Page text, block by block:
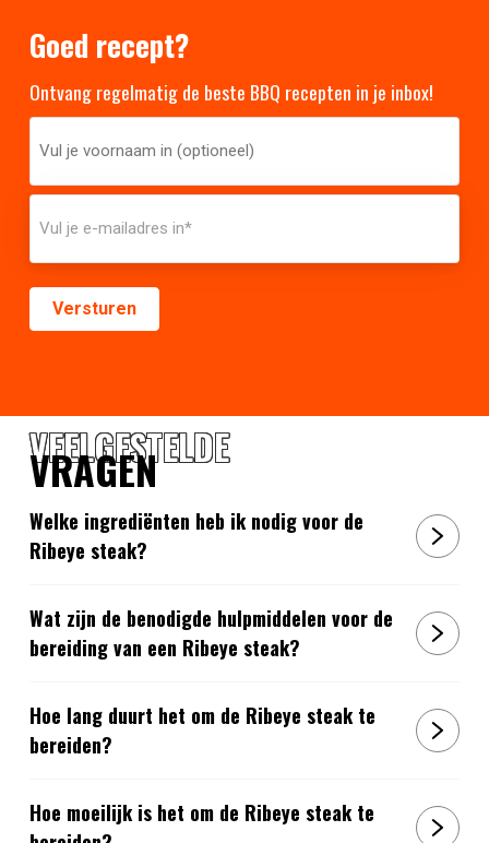
Goed recept?
Ontvang regelmatig de beste BBQ recepten in je inbox!
VEELGESTELDE
VRAGEN
Welke ingrediënten heb ik nodig voor de
Ribeye steak?
Wat zijn de benodigde hulpmiddelen voor de
bereiding van een Ribeye steak?
Hoe lang duurt het om de Ribeye steak te
bereiden?
Hoe moeilijk is het om de Ribeye steak te